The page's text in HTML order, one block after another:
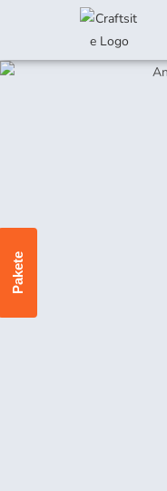
Pakete